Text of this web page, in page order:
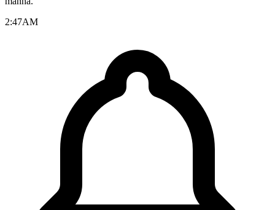
2:47AM